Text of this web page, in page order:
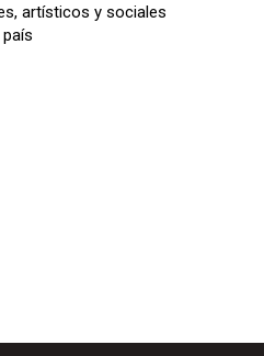
s
artísticos y sociales